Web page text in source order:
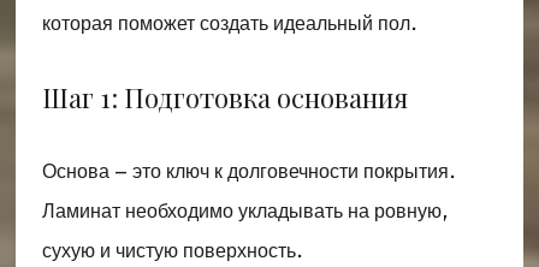
которая поможет создать идеальный пол.
Шаг 1: Подготовка основания
Основа – это ключ к долговечности покрытия.
Ламинат необходимо укладывать на ровную,
сухую и чистую поверхность.